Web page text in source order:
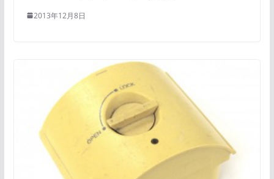
2013年12月8日